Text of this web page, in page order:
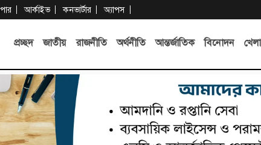
আর্কাইভ কনভার্টার অ্যাপস
প্রচ্ছদ জাতীয় রাজনীতি অর্থনীতি আন্তর্জাতিক বিনোদন